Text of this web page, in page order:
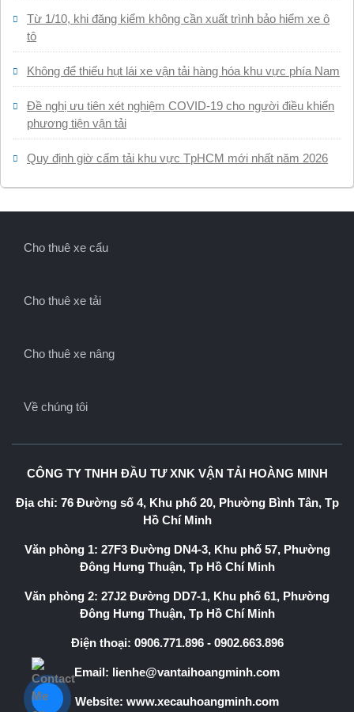
Từ 1/10, khi đăng kiểm không cần xuất trình bảo hiểm xe ô
tô
Không để thiếu hụt lái xe vận tải hàng hóa khu vực phía Nam
Đề nghị ưu tiên xét nghiệm COVID-19 cho người điều khiển
phương tiện vận tải
Quy định giờ cấm tải khu vực TpHCM mới nhất năm 2026
Cho thuê xe cẩu
Cho thuê xe tải
Cho thuê xe nâng
Về chúng tôi
CÔNG TY TNHH ĐẦU TƯ XNK VẬN TẢI HOÀNG MINH
Địa chỉ: 76 Đường số 4, Khu phố 20, Phường Bình Tân, Tp
Hồ Chí Minh
Văn phòng 1: 27F3 Đường DN4-3, Khu phố 57, Phường
Đông Hưng Thuận, Tp Hồ Chí Minh
Văn phòng 2: 27J2 Đường DD7-1, Khu phố 61, Phường
Đông Hưng Thuận, Tp Hồ Chí Minh
Điện thoại: 0906.771.896- 0902.663.896
Email: lienhe@vantaihoangminh.com
Website: www.xecauhoangminh.com